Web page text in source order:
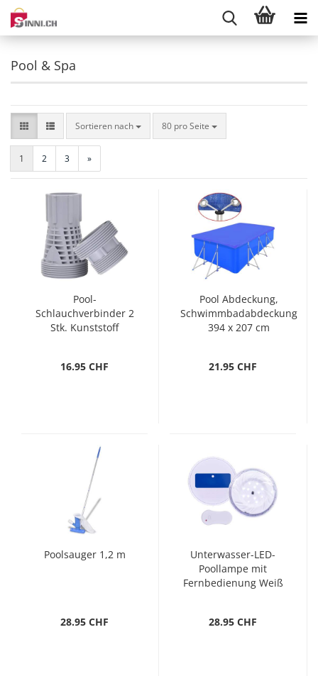
Pool & Spa
Sortieren nach
Sortieren nach 80 pro Seite
pro Seite
1 2 3 »
Pool-
Schlauchverbinder 2
Stk. Kunststoff
16.95 CHF
Pool Abdeckung,
Schwimmbadabdeckung
394 x 207 cm
21.95 CHF
Poolsauger 1,2 m
28.95 CHF
Unterwasser-LED-
Poollampe mit
Fernbedienung Weiß
28.95 CHF